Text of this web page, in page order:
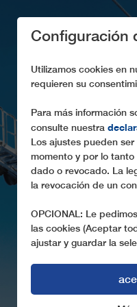
De qué elementos
Configuración
Utilizamos cookies en
requieren su
Para más información
consulte nuestra
Los ajustes pueden
momento y por lo
dado o revocado. La
la revocación de un
OPCIONAL: Le
las cookies (Aceptar
ajustar y guardar la